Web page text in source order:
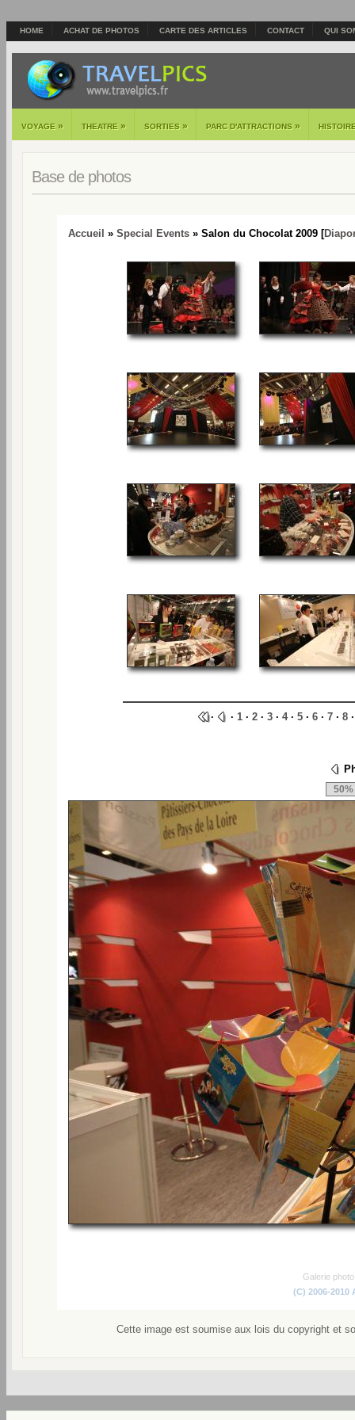
HOME ACHAT DE PHOTOS CARTE DES ARTICLES CONTACT QUI
VOYAGE » THEATRE » SORTIES » PARC D'ATTRACTIONS »
Base de photos
Accueil » Special Events » Salon du Chocolat 2009 [
· · 1 · 2 · 3 · 4· 5 · 6 · 7 · 8
Galerie
(C) 2006-2010
Cette image est soumise aux lois du copyright et